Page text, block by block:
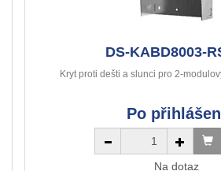
DS-KABD8003-
Kryt proti dešti a slunci pro 2-
Po
Na dotaz